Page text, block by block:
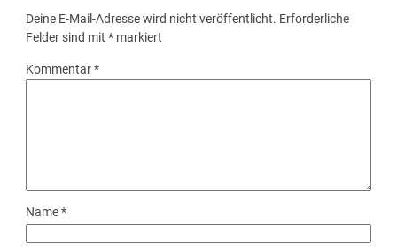
Deine E-Mail-Adresse wird nicht veröffentlicht. Erforderliche
Felder sind mit* markiert
Kommentar*
Name*